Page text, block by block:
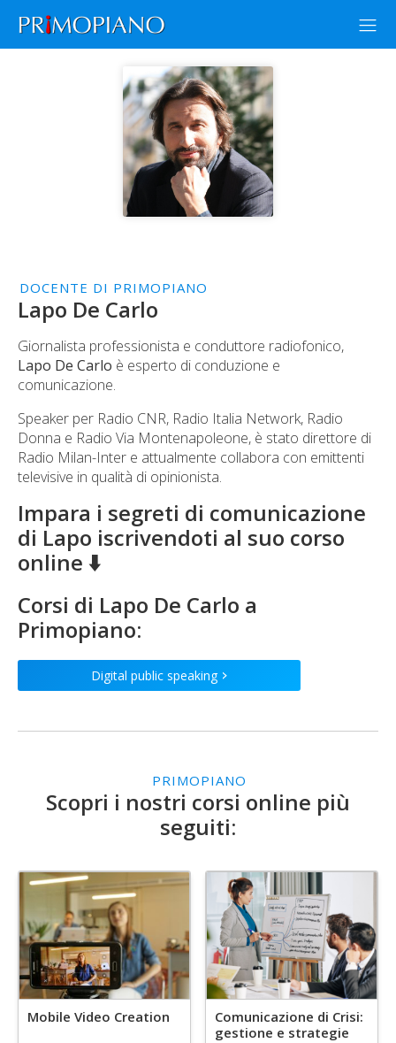
DOCENTE DI PRIMOPIANO
Lapo De Carlo
Giornalista professionista e conduttore radiofonico,
Lapo De Carlo è esperto di conduzione e
comunicazione.
Speaker per Radio CNR, Radio Italia Network, Radio
Donna e Radio Via Montenapoleone, è stato direttore di
Radio Milan-Inter e attualmente collabora con emittenti
televisive in qualità di opinionista.
Impara i segreti di comunicazione
di Lapo iscrivendoti al suo corso
online ⬇️
Corsi di Lapo De Carlo a
Primopiano:
Digital public speaking >
PRIMOPIANO
Scopri i nostri corsi online più
seguiti:
Mobile Video Creation
Comunicazione di Crisi:
gestione e strategie